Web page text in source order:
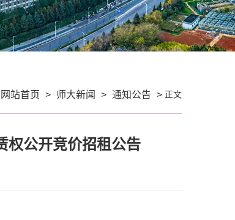
网站首页 > 师大新闻 > 通知公告 > 正文
权公开竞价招租公告